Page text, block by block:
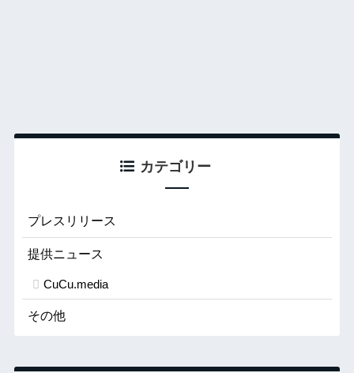
カテゴリー
プレスリリース
提供ニュース
CuCu.media
その他